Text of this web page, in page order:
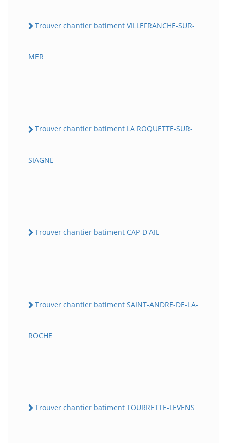
Trouver chantier batiment VILLEFRANCHE-SUR-
MER
Trouver chantier batiment LA ROQUETTE-SUR-
SIAGNE
Trouver chantier batiment CAP-D'AIL
Trouver chantier batiment SAINT-ANDRE-DE-LA-
ROCHE
Trouver chantier batiment TOURRETTE-LEVENS